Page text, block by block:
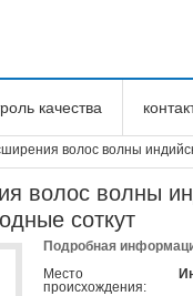
качества
волос волны
волос волны
соткут
Подробная
Место
происхождения: